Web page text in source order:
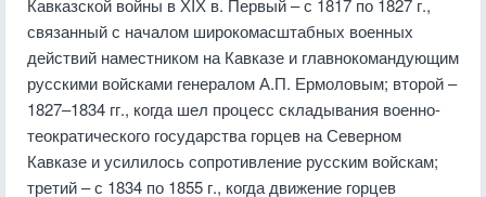
Кавказской войны в ХIХ в. Первый – с 1817 по 1827 г.,
связанный с началом широкомасштабных военных
действий наместником на Кавказе и главнокомандующим
русскими войсками генералом А.П. Ермоловым; второй –
1827–1834 гг., когда шел процесс складывания военно-
теократического государства горцев на Северном
Кавказе и усилилось сопротивление русским войскам;
третий – с 1834 по 1855 г., когда движение горцев